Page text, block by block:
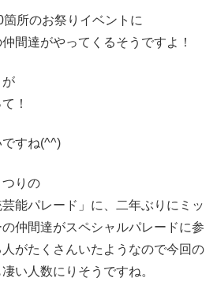
所のお祭りイベントに
間達がやってくるそうですよ！
が
！
すね(^^)
りの
芸能パレード」に、二年ぶりにミッ
仲間達がスペシャルパレードに参
がたくさんいたようなので今回の
い人数にりそうですね。